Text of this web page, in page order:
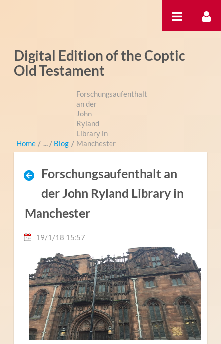
Digital Edition of the Coptic
Old Testament
Home / Blog /
Forschungsaufenthalt
an der
John
Ryland
Library in
Manchester
Forschungsaufenthalt an
der John Ryland Library in
Manchester
19/1/18 15:57